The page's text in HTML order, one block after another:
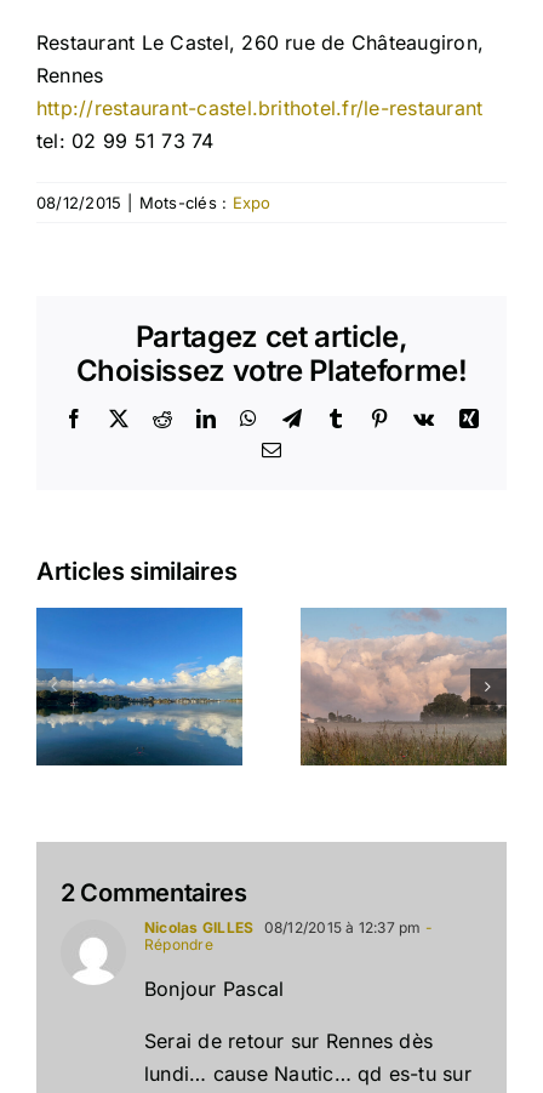
Restaurant Le Castel, 260 rue de Châteaugiron,
Rennes
http://restaurant-castel.brithotel.fr/le-restaurant
tel: 02 99 51 73 74
08/12/2015 Mots-clés : Expo
Partagez cet article,
Choisissez votre Plateforme!
Facebook
X RedditLinkedInWhatsApp
TelegramTumblr Pinterest
Vk
Xing
Email
Articles similaires
Matinale
plouhinecoise
L’appel de
la mousse
2 Commentaires
Nicolas GILLES 08/12/2015 à 12:37 pm -
Répondre
Bonjour Pascal
Serai de retour sur Rennes dès
lundi… cause Nautic… qd es-tu sur